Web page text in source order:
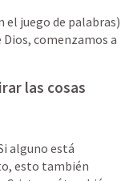
el juego de palabras)
comenzamos a
las cosas
alguno está
esto también